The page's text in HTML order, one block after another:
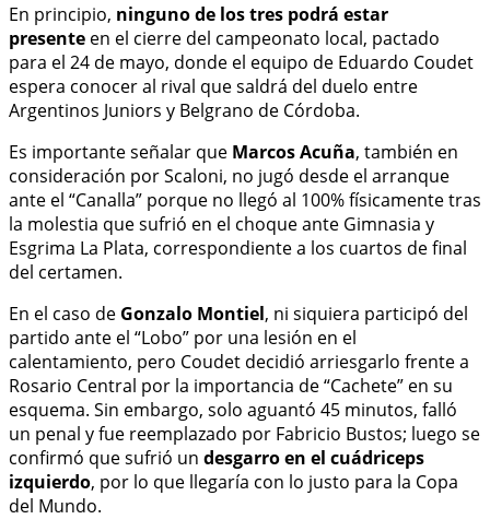
En principio, ninguno de los tres podrá estar
presente en el cierre del campeonato local, pactado
para el 24 de mayo, donde el equipo de Eduardo Coudet
espera conocer al rival que saldrá del duelo entre
Argentinos Juniors y Belgrano de Córdoba.
Es importante señalar que Marcos Acuña, también en
consideración por Scaloni, no jugó desde el arranque
ante el “Canalla” porque no llegó al 100% físicamente tras
la molestia que sufrió en el choque ante Gimnasia y
Esgrima La Plata, correspondiente a los cuartos de final
del certamen.
En el caso de Gonzalo Montiel, ni siquiera participó del
partido ante el “Lobo” por una lesión en el
calentamiento, pero Coudet decidió arriesgarlo frente a
Rosario Central por la importancia de “Cachete” en su
esquema. Sin embargo, solo aguantó 45 minutos, falló
un penal y fue reemplazado por Fabricio Bustos; luego se
confirmó que sufrió un desgarro en el cuádriceps
izquierdo, por lo que llegaría con lo justo para la Copa
del Mundo.